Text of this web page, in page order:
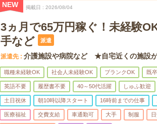
NEW 掲載日 2026/08/04
3ヵ月で65万円稼ぐ！未経験
手など
派遣
派遣先 介護施設や病院など ★自宅近くの施設
職種未経験OK 社会人未経験OK ブランクOK 既
英語不要 履歴書不要 40～50代活躍 しゅふ歓迎
土日祝休 朝10時以降スタート 16時前までの仕事
医療福祉 交費支給 車通勤可 大手 制服